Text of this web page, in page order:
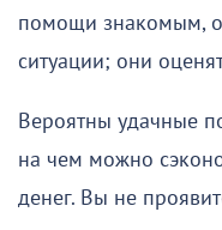
помощи знакомым,
ситуации; они
Вероятны удачные
на чем можно
денег. Вы не